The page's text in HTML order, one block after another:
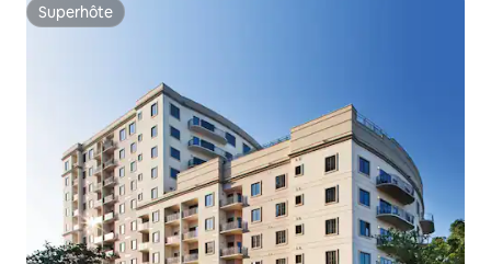
Superhôte
Superhôte